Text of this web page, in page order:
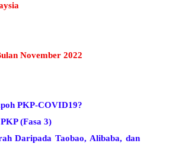
November 2022
PKP-COVID19?
(Fasa 3)
Daripada Taobao, Alibaba, dan